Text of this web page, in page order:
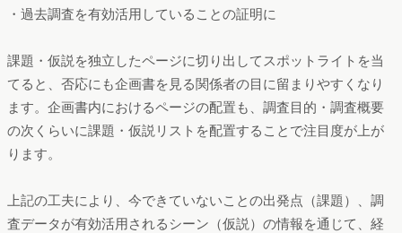
・過去調査を有効活用していることの証明に
課題・仮説を独立したページに切り出してスポットライトを当
てると、否応にも企画書を見る関係者の目に留まりやすくなり
ます。企画書内におけるページの配置も、調査目的・調査概要
の次くらいに課題・仮説リストを配置することで注目度が上が
ります。
上記の工夫により、今できていないことの出発点（課題）、調
査データが有効活用されるシーン（仮説）の情報を通じて、経